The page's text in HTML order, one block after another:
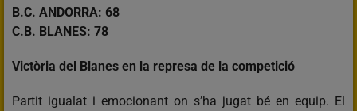
B.C. ANDORRA: 68
C.B. BLANES: 78
Victòria del Blanes en la represa de la competició
Partit igualat i emocionant on s’ha jugat bé en equip. El